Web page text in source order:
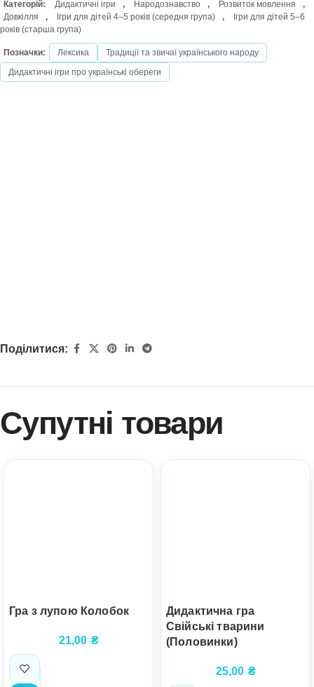
Категорій: Дидактичні ігри , Народознавство , Розвиток мовлення
,
Довкілля
, Ігри для дітей 4–5 років (середня група) ,
Ігри для дітей 5–6
років (старша група)
Позначки: Лексика
Традиції та звичаї українського народу
Дидактичні ігри про українські обереги
Поділитися:
Супутні товари
Гра з лупою Колобок
21,00 ₴
Дидактична гра
Свійські тварини
(Половинки)
25,00 ₴